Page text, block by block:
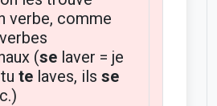
verbe, comme
(selaver = je
telaves, ils se